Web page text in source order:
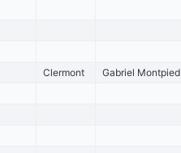
Clermont
Gabriel Montpied